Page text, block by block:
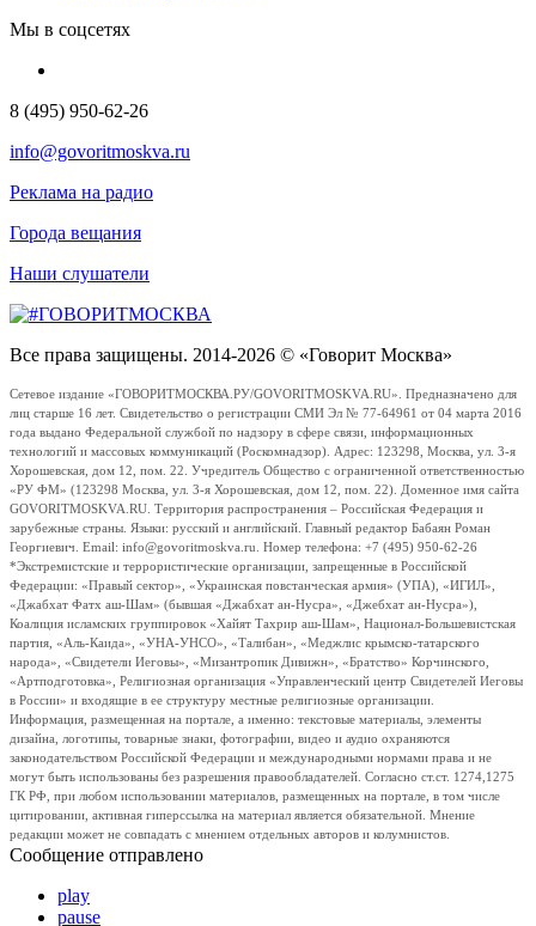
Мы в соцсетях
8 (495) 950-62-26
info@govoritmoskva.ru
Реклама на радио
Города вещания
Наши слушатели
Все права защищены. 2014-2026 © «Говорит Москва»
Сетевое издание «ГОВОРИТМОСКВА.РУ/GOVORITMOSKVA.RU». Предназначено для
лиц старше 16 лет. Свидетельство о регистрации СМИ Эл № 77-64961 от 04 марта 2016
года выдано Федеральной службой по надзору в сфере связи, информационных
технологий и массовых коммуникаций (Роскомнадзор). Адрес: 123298, Москва, ул. 3-я
Хорошевская, дом 12, пом. 22. Учредитель Общество с ограниченной ответственностью
«РУ ФМ» (123298 Москва, ул. 3-я Хорошевская, дом 12, пом. 22). Доменное имя сайта
GOVORITMOSKVA.RU. Территория распространения – Российская Федерация и
зарубежные страны. Языки: русский и английский. Главный редактор Бабаян Роман
Георгиевич. Email: info@govoritmoskva.ru. Номер телефона: +7 (495) 950-62-26
*Экстремистские и террористические организации, запрещенные в Российской
Федерации: «Правый сектор», «Украинская повстанческая армия» (УПА), «ИГИЛ»,
«Джабхат Фатх аш-Шам» (бывшая «Джабхат ан-Нусра», «Джебхат ан-Нусра»),
Коалиция исламских группировок «Хайят Тахрир аш-Шам», Национал-Большевистская
партия, «Аль-Каида», «УНА-УНСО», «Талибан», «Меджлис крымско-татарского
народа», «Свидетели Иеговы», «Мизантропик Дивижн», «Братство» Корчинского,
«Артподготовка», Религиозная организация «Управленческий центр Свидетелей Иеговы
в России» и входящие в ее структуру местные религиозные организации.
Информация, размещенная на портале, а именно: текстовые материалы, элементы
дизайна, логотипы, товарные знаки, фотографии, видео и аудио охраняются
законодательством Российской Федерации и международными нормами права и не
могут быть использованы без разрешения правообладателей. Согласно ст.ст. 1274,1275
ГК РФ, при любом использовании материалов, размещенных на портале, в том числе
цитировании, активная гиперссылка на материал является обязательной. Мнение
редакции может не совпадать с мнением отдельных авторов и колумнистов.
Сообщение отправлено
play
pause